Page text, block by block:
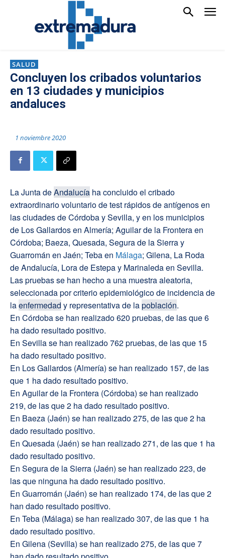
SALUD
Concluyen los cribados voluntarios
en 13 ciudades y municipios
andaluces
1 noviembre 2020
La Junta deAndalucía ha concluido el cribado
extraordinario voluntario de test rápidos de antígenos en
las ciudades de Córdoba y Sevilla, y en los municipios
de Los Gallardos en Almería; Aguilar de la Frontera en
Córdoba; Baeza, Quesada, Segura de la Sierra y
Guarromán en Jaén; Teba en Málaga; Gilena, La Roda
de Andalucía, Lora de Estepa y Marinaleda en Sevilla.
Las pruebas se han hecho a una muestra aleatoria,
seleccionada por criterio epidemiológico de incidencia de
laenfermedad y representativa de lapoblación.
En Córdoba se han realizado 620 pruebas, de las que 6
ha dado resultado positivo.
En Sevilla se han realizado 762 pruebas, de las que 15
ha dado resultado positivo.
En Los Gallardos (Almería) se han realizado 157, de las
que 1 ha dado resultado positivo.
En Aguilar de la Frontera (Córdoba) se han realizado
219, de las que 2 ha dado resultado positivo.
En Baeza (Jaén) se han realizado 275, de las que 2 ha
dado resultado positivo.
En Quesada (Jaén) se han realizado 271, de las que 1 ha
dado resultado positivo.
En Segura de la Sierra (Jaén) se han realizado 223, de
las que ninguna ha dado resultado positivo.
En Guarromán (Jaén) se han realizado 174, de las que 2
han dado resultado positivo.
En Teba (Málaga) se han realizado 307, de las que 1 ha
dado resultado positivo.
En Gilena (Sevilla) se han realizado 275, de las que 7